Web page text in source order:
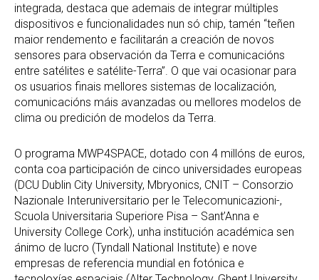
integrada, destaca que ademais de integrar múltiples
dispositivos e funcionalidades nun só chip, tamén “teñen
maior rendemento e facilitarán a creación de novos
sensores para observación da Terra e comunicacións
entre satélites e satélite-Terra”. O que vai ocasionar para
os usuarios finais mellores sistemas de localización,
comunicacións máis avanzadas ou mellores modelos de
clima ou predición de modelos da Terra.
O programa MWP4SPACE, dotado con 4 millóns de euros,
conta coa participación de cinco universidades europeas
(DCU Dublin City University, Mbryonics, CNIT – Consorzio
Nazionale Interuniversitario per le Telecomunicazioni-,
Scuola Universitaria Superiore Pisa – Sant’Anna e
University College Cork), unha institución académica sen
ánimo de lucro (Tyndall National Institute) e nove
empresas de referencia mundial en fotónica e